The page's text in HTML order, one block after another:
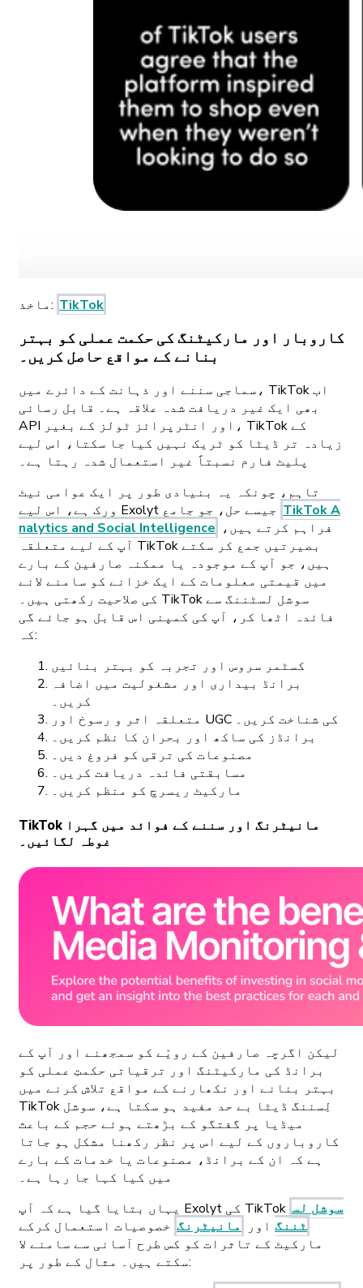
ماخذ: TikTok
کاروبار اور مارکیٹنگ کی حکمت عملی کو بہتر
بنانے کے مواقع حاصل کریں۔
سماجی سننے اور ذہانت کے دائرے میں، TikTok اب
بھی ایک غیر دریافت شدہ علاقہ ہے۔ قابل رسائی
API اور انٹرپرائز ٹولز کے بغیر، TikTok کے
زیادہ تر ڈیٹا کو ٹریک نہیں کیا جا سکتا، اس لیے
پلیٹ فارم نسبتاً غیر استعمال شدہ رہتا ہے۔
تاہم، چونکہ یہ بنیادی طور پر ایک عوامی نیٹ
TikTok A
nalytics and Social Intelligence
آپ کے لیے متعلقہ TikTok بصیرتیں جمع کر سکتے
ہیں، جو آپ کے موجودہ یا ممکنہ صارفین کے بارے
میں قیمتی معلومات کے ایک خزانے کو سامنے لانے
کی صلاحیت رکھتی ہیں۔ TikTok سوشل لسٹننگ سے
فائدہ اٹھا کر، آپ کی کمپنی اس قابل ہو جائے گی
کہ:
کسٹمر سروس اور تجربہ کو بہتر بنائیں
برانڈ بیداری اور مشغولیت میں اضافہ
کریں۔
متعلقہ اثر و رسوخ اور UGC کی شناخت کریں۔
برانڈز کی ساکھ اور بحران کا نظم کریں۔
مصنوعات کی ترقی کو فروغ دیں۔
مسابقتی فائدہ دریافت کریں۔
مارکیٹ ریسرچ کو منظم کریں۔
TikTok مانیٹرنگ اور سننے کے فوائد میں گہرا
غوطہ لگائیں۔
لیکن اگرچہ صارفین کے رویّے کو سمجھنے اور آپ کے
برانڈ کی مارکیٹنگ اور ترقیاتی حکمتِ عملی کو
بہتر بنانے اور نکھارنے کے مواقع تلاش کرنے میں
TikTok لِسننگ ڈیٹا بے حد مفید ہو سکتا ہے، سوشل
میڈیا پر گفتگو کے بڑھتے ہوئے حجم کے باعث
کاروباروں کے لیے اس پر نظر رکھنا مشکل ہو جاتا
ہے کہ ان کے برانڈ، مصنوعات یا خدمات کے بارے
میں کیا کہا جا رہا ہے۔
یہاں بتایا گیا ہے کہ آپ Exolyt کی TikTok سوشل لس
ٹننگ اور مانیٹرنگ خصوصیات استعمال کرکے
مارکیٹ کے تاثرات کو کس طرح آسانی سے سامنے لا
سکتے ہیں۔ مثال کے طور پر: